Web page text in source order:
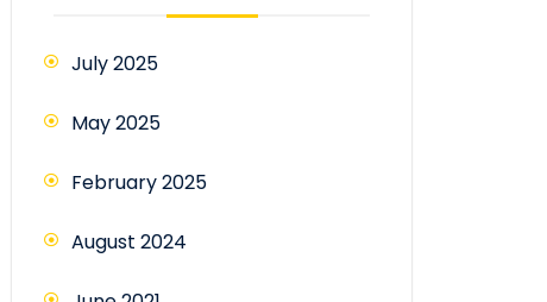
July 2025
May 2025
February 2025
August 2024